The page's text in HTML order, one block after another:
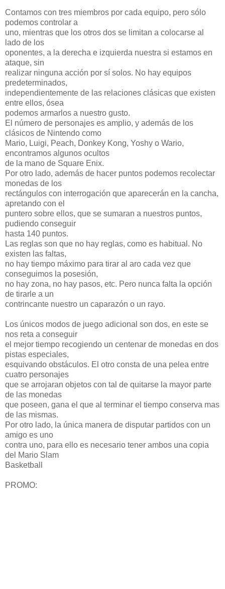
Contamos con tres miembros por cada equipo, pero sólo
podemos controlar a
uno, mientras que los otros dos se limitan a colocarse al
lado de los
oponentes, a la derecha e izquierda nuestra si estamos en
ataque, sin
realizar ninguna acción por sí solos. No hay equipos
predeterminados,
independientemente de las relaciones clásicas que existen
entre ellos, ósea
podemos armarlos a nuestro gusto.
El número de personajes es amplio, y además de los
clásicos de Nintendo como
Mario, Luigi, Peach, Donkey Kong, Yoshy o Wario,
encontramos algunos ocultos
de la mano de Square Enix.
Por otro lado, además de hacer puntos podemos recolectar
monedas de los
rectángulos con interrogación que aparecerán en la cancha,
apretando con el
puntero sobre ellos, que se sumaran a nuestros puntos,
pudiendo conseguir
hasta 140 puntos.
Las reglas son que no hay reglas, como es habitual. No
existen las faltas,
no hay tiempo máximo para tirar al aro cada vez que
conseguimos la posesión,
no hay zona, no hay pasos, etc. Pero nunca falta la opción
de tirarle a un
contrincante nuestro un caparazón o un rayo.
Los únicos modos de juego adicional son dos, en este se
nos reta a conseguir
el mejor tiempo recogiendo un centenar de monedas en dos
pistas especiales,
esquivando obstáculos. El otro consta de una pelea entre
cuatro personajes
que se arrojaran objetos con tal de quitarse la mayor parte
de las monedas
que poseen, gana el que al terminar el tiempo conserva mas
de las mismas.
Por otro lado, la única manera de disputar partidos con un
amigo es uno
contra uno, para ello es necesario tener ambos una copia
del Mario Slam
Basketball
PROMO: